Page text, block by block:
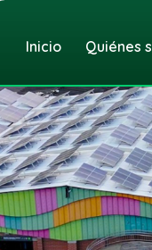
Inicio Quiénes